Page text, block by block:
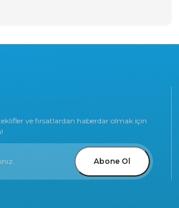
ve fırsatlardan haberdar olmak için
Abone Ol